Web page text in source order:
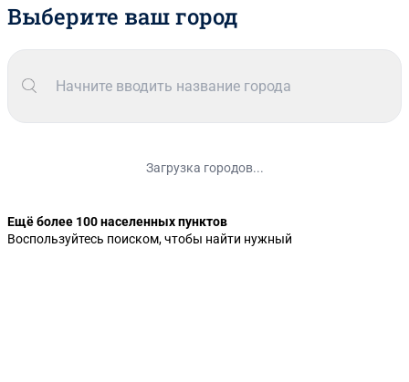
Выберите ваш город
Загрузка городов...
Ещё более 100 населенных пунктов
Воспользуйтесь поиском, чтобы найти нужный